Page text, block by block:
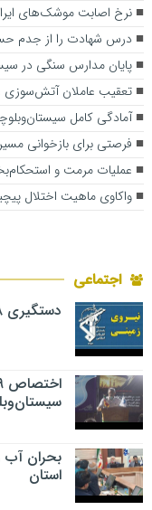
نرخ اصابت موشک‌های ایرانی ۲ برابر
درس شهادت را از جدم
پایان مدارس سنگی در
تعقیب عاملان آتش‌سوزی عمدی ۲
آمادگی کامل
فرصتی برای بازخوانی
عملیات مرمت و
واکاوی ماهیت اختلال
اجتماعی
دستگیری ۸ نفر از اشرار مسلح
بحران آب
استان